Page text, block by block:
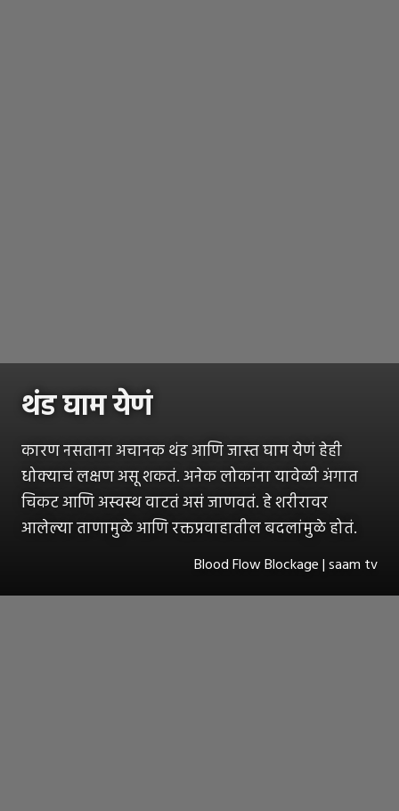
थंड घाम येणं
कारण नसताना अचानक थंड आणि जास्त घाम येणं हेही
धोक्याचं लक्षण असू शकतं. अनेक लोकांना यावेळी अंगात
चिकट आणि अस्वस्थ वाटतं असं जाणवतं. हे शरीरावर
आलेल्या ताणामुळे आणि रक्तप्रवाहातील बदलांमुळे होतं.
Blood Flow Blockage | saam tv